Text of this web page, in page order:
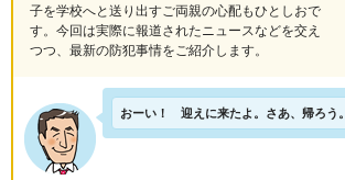
子を学校へと送り出すご両親の心配もひとしおで
す。今回は実際に報道されたニュースなどを交え
つつ、最新の防犯事情をご紹介します。
おーい！ 迎えに来たよ。さあ、帰ろう。